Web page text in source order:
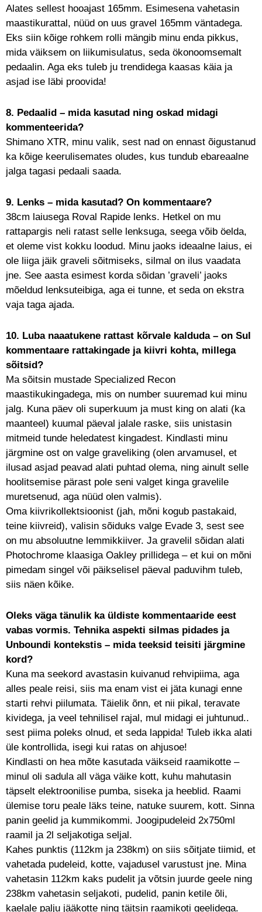
Alates sellest hooajast 165mm. Esimesena vahetasin
maastikurattal, nüüd on uus gravel 165mm väntadega.
Eks siin kõige rohkem rolli mängib minu enda pikkus,
mida väiksem on liikumisulatus, seda ökonoomsemalt
pedaalin. Aga eks tuleb ju trendidega kaasas käia ja
asjad ise läbi proovida!
8. Pedaalid – mida kasutad ning oskad midagi
kommenteerida?
Shimano XTR, minu valik, sest nad on ennast õigustanud
ka kõige keerulisemates oludes, kus tundub ebareaalne
jalga tagasi pedaali saada.
9. Lenks – mida kasutad? On kommentaare?
38cm laiusega Roval Rapide lenks. Hetkel on mu
rattapargis neli ratast selle lenksuga, seega võib öelda,
et oleme vist kokku loodud. Minu jaoks ideaalne laius, ei
ole liiga jäik graveli sõitmiseks, silmal on ilus vaadata
jne. See aasta esimest korda sõidan ’graveli’ jaoks
mõeldud lenksuteibiga, aga ei tunne, et seda on ekstra
vaja taga ajada.
10. Luba naaatukene rattast kõrvale kalduda – on Sul
kommentaare rattakingade ja kiivri kohta, millega
sõitsid?
Ma sõitsin mustade Specialized Recon
maastikukingadega, mis on number suuremad kui minu
jalg. Kuna päev oli superkuum ja must king on alati (ka
maanteel) kuumal päeval jalale raske, siis unistasin
mitmeid tunde heledatest kingadest. Kindlasti minu
järgmine ost on valge graveliking (olen arvamusel, et
ilusad asjad peavad alati puhtad olema, ning ainult selle
hoolitsemise pärast pole seni valget kinga gravelile
muretsenud, aga nüüd olen valmis).
Oma kiivrikollektsioonist (jah, mõni kogub pastakaid,
teine kiivreid), valisin sõiduks valge Evade 3, sest see
on mu absoluutne lemmikkiiver. Ja gravelil sõidan alati
Photochrome klaasiga Oakley prillidega – et kui on mõni
pimedam singel või päikselisel päeval paduvihm tuleb,
siis näen kõike.
Oleks väga tänulik ka üldiste kommentaaride eest
vabas vormis. Tehnika aspekti silmas pidades ja
Unboundi kontekstis – mida teeksid teisiti järgmine
kord?
Kuna ma seekord avastasin kuivanud rehvipiima, aga
alles peale reisi, siis ma enam vist ei jäta kunagi enne
starti rehvi piilumata. Täielik õnn, et nii pikal, teravate
kividega, ja veel tehnilisel rajal, mul midagi ei juhtunud..
sest piima poleks olnud, et seda lappida! Tuleb ikka alati
üle kontrollida, isegi kui ratas on ahjusoe!
Kindlasti on hea mõte kasutada väikseid raamikotte –
minul oli sadula all väga väike kott, kuhu mahutasin
täpselt elektroonilise pumba, siseka ja heeblid. Raami
ülemise toru peale läks teine, natuke suurem, kott. Sinna
panin geelid ja kummikommi. Joogipudeleid 2x750ml
raamil ja 2l seljakotiga seljal.
Kahes punktis (112km ja 238km) on siis sõitjate tiimid, et
vahetada pudeleid, kotte, vajadusel varustust jne. Mina
vahetasin 112km kaks pudelit ja võtsin juurde geele ning
238km vahetasin seljakoti, pudelid, panin ketile õli,
kaelale palju jääkotte ning täitsin raamikoti geelidega.